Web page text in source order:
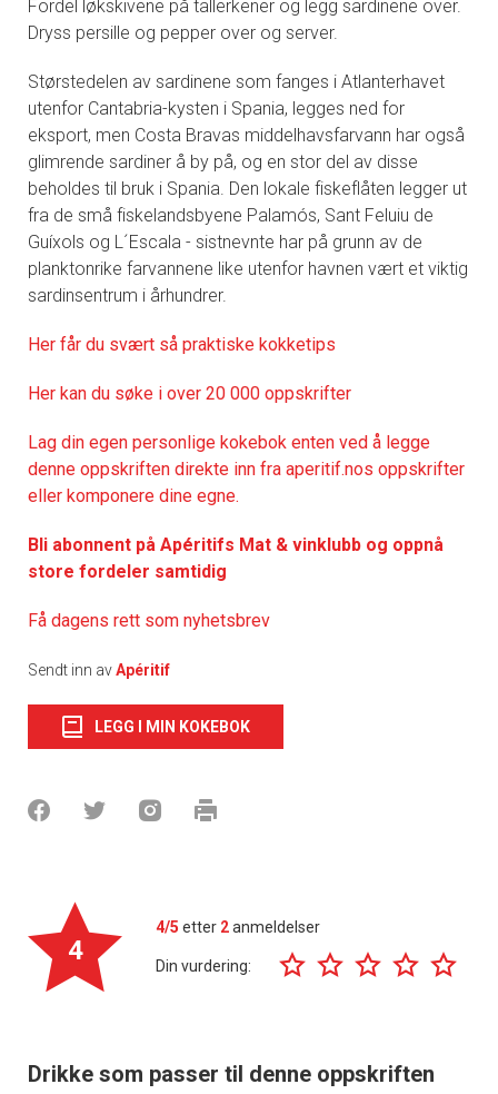
Fordel løkskivene på tallerkener og legg sardinene over.
Dryss persille og pepper over og server.
Størstedelen av sardinene som fanges i Atlanterhavet
utenfor Cantabria-kysten i Spania, legges ned for
eksport, men Costa Bravas middelhavsfarvann har også
glimrende sardiner å by på, og en stor del av disse
beholdes til bruk i Spania. Den lokale fiskeflåten legger ut
fra de små fiskelandsbyene Palamós, Sant Feluiu de
Guíxols og L´Escala - sistnevnte har på grunn av de
planktonrike farvannene like utenfor havnen vært et viktig
sardinsentrum i århundrer.
Her får du svært så praktiske kokketips
Her kan du søke i over 20 000 oppskrifter
Lag din egen personlige kokebok enten ved å legge
denne oppskriften direkte inn fra aperitif.nos oppskrifter
eller komponere dine egne.
Bli abonnent på Apéritifs Mat & vinklubb og oppnå
store fordeler samtidig
Få dagens rett som nyhetsbrev
Sendt inn avApéritif
LEGG I MIN KOKEBOK
4
4/5 etter 2anmeldelser
Din vurdering:
Drikke som passer til denne oppskriften